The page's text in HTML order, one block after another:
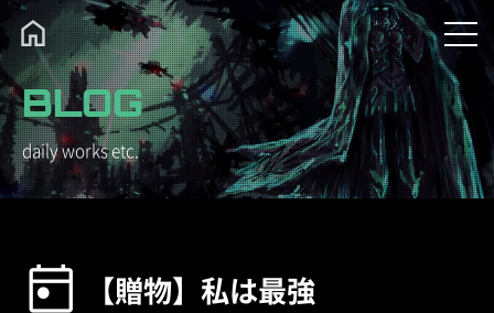
BLOG
daily works etc.
【贈物】私は最強